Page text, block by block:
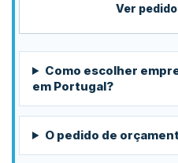
Ver
Como escolher
em Portugal?
O pedido de